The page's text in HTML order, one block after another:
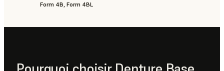
Form 4B, Form 4BL